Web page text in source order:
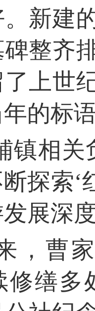
新建
整齐
了上世
的标
镇相关
探索‘
展深
，曹
修缮多